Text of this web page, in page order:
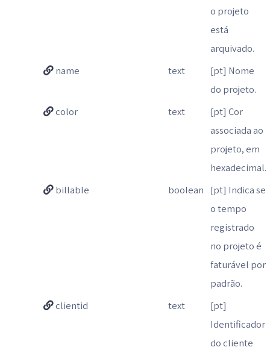
o projeto
está
arquivado.
name
text
[pt] Nome
do projeto.
color
text
[pt] Cor
associada ao
projeto, em
hexadecimal.
billable
boolean [pt] Indica se
o tempo
registrado
no projeto é
faturável por
padrão.
clientid
text
[pt]
Identificador
do cliente